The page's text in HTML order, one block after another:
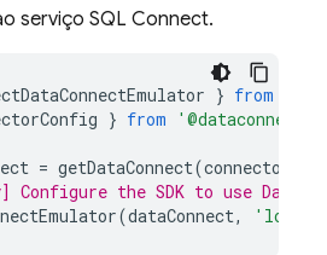
serviço SQL Connect.
} from
} from '@dataconnect/
= getDataConnect(
the SDK to use Data
(dataConnect,